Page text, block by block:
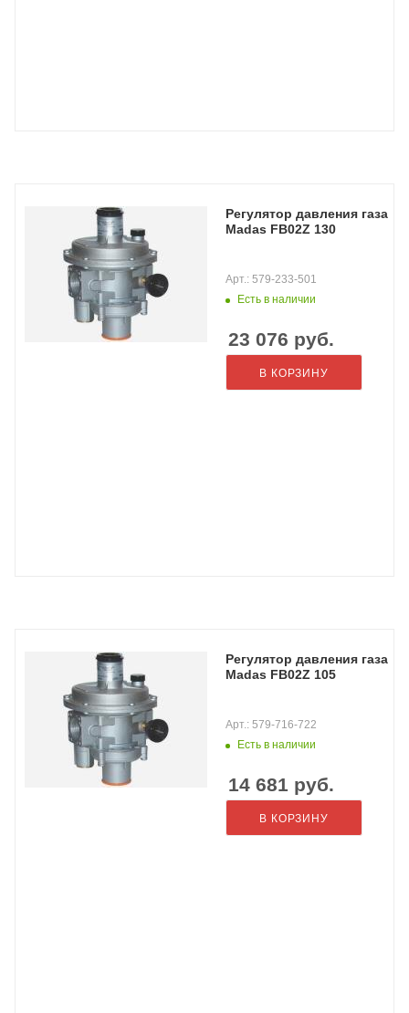
Регулятор давления газа
Madas FB02Z 130
Есть в наличии
Арт.: 579-233-501
23 076 руб.
В КОРЗИНУ
Регулятор давления газа
Madas FB02Z 105
Есть в наличии
Арт.: 579-716-722
14 681 руб.
В КОРЗИНУ